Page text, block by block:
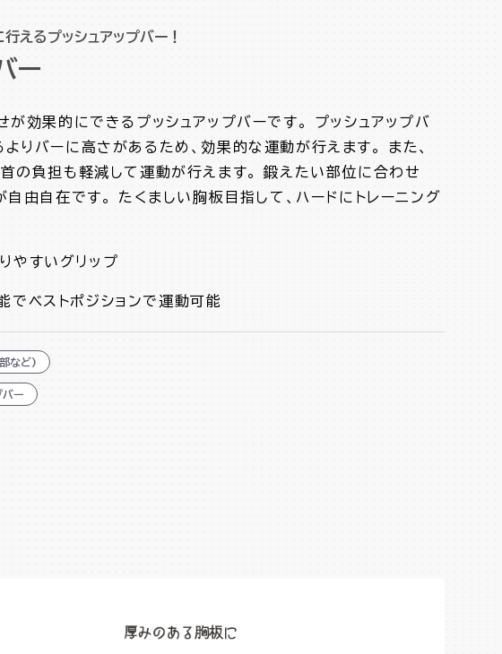
えるプッシュアップバー！
ー
果的にできるプッシュアップバーです。 プッシュアップバ
りバーに高さがあるため、効果的な運動が行えます。 また、
の負担も軽減して運動が行えます。 鍛えたい部位に合わせ
自由自在です。 たくましい胸板目指して、ハードにトレーニング
やすいグリップ
でベストポジションで運動可能
部など)
バー